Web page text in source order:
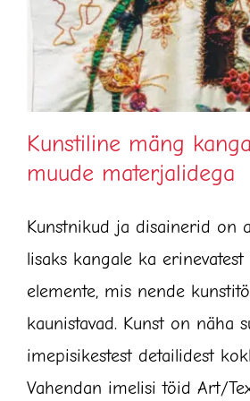
Kunstiline mäng
muude materjalidega
Kunstnikud ja disainerid on
lisaks kangale ka
elemente, mis nende
kaunistavad. Kunst on näha
imepisikestest detailidest
Vahendan imelisi töid Art/